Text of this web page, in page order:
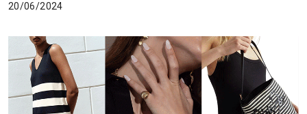
20/06/2024